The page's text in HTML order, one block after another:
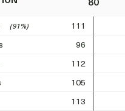
80
(91%)
111
96
112
105
113